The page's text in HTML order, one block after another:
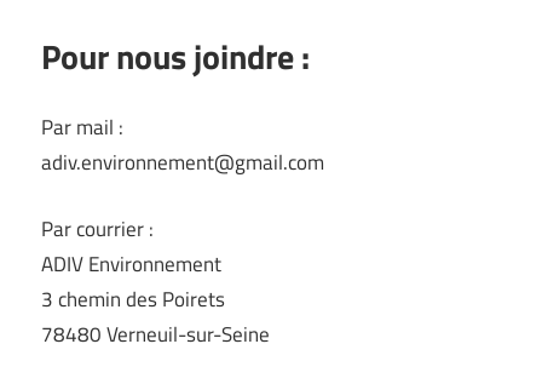
Pour nous joindre :
Par mail :
adiv.environnement@gmail.com
Par courrier :
ADIV Environnement
3 chemin des Poirets
78480 Verneuil-sur-Seine